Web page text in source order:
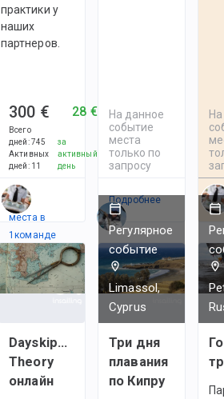
практики у
наших
партнеров.
300 €
Всего
дней:745
Активных
дней: 11
28 €
за
активный
день
Есть
места в
1командe
На данное
событие
места
только по
запросу
Подробнее
Dayskipper
Theory
онлайн
Регулярное
событие
Limassol,
Cyprus
Три дня
плавания
по Кипру